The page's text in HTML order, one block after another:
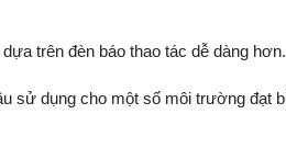
trên đèn báo thao tác dễ dàng hơn.
sử dụng cho một số môi trường đạt